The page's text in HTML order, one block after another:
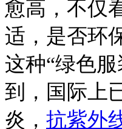
愈高，不仅
适，是否环
这种“绿色
到，国际上
炎， 抗紫外